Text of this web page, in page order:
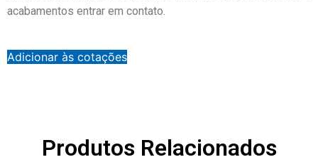
acabamentos entrar em contato.
Adicionar às cotações
Produtos Relacionados